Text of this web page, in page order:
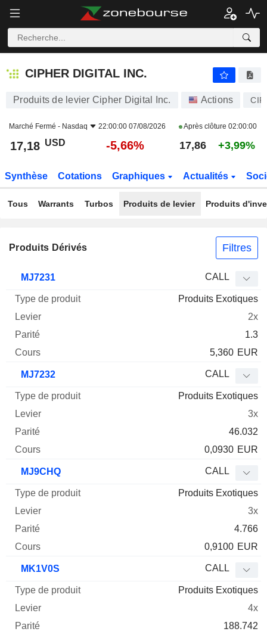
CIPHER DIGITAL INC.
CIPHER DIGITAL INC.
Produits de levier Cipher Digital Inc. Actions
Marché Fermé - Nasdaq 22:00:00 07/08/2026 Après clôture 02:00:00
17,18 USD -5,66% 17,86 +3,99%
Synthèse Cotations Graphiques Actualités
Tous Warrants Turbos Produits de levier Produits
Produits Dérivés Filtres
Mnemo Type produit
Cours
MJ7231 CALL
Produits Exotiques
2x
1.3
5,360 EUR
MJ7232 CALL
Produits Exotiques
3x
46.032
0,0930 EUR
MJ9CHQ CALL
Produits Exotiques
3x
4.766
0,9100 EUR
MK1V0S CALL
Produits Exotiques
4x
188.742